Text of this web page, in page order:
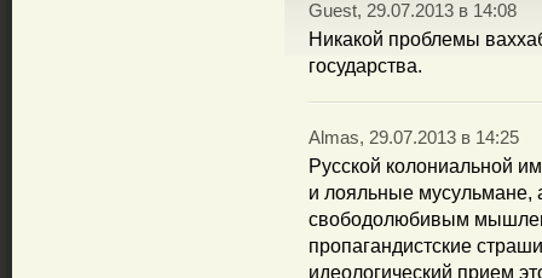
Guest, 29.07.2013 в 14:08
Никакой проблемы
государства.
Almas, 29.07.2013 в 14:25
Русской колониальной
и лояльные
свободолюбивым
пропагандистские
идеологический прием